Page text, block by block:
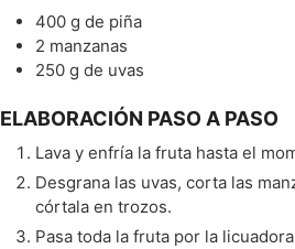
400 g de piña
2 manzanas
250 g de uvas
ELABORACIÓN PASO A PASO
Lava y enfría la fruta hasta el
Desgrana las uvas, corta las
córtala en trozos.
Pasa toda la fruta por la